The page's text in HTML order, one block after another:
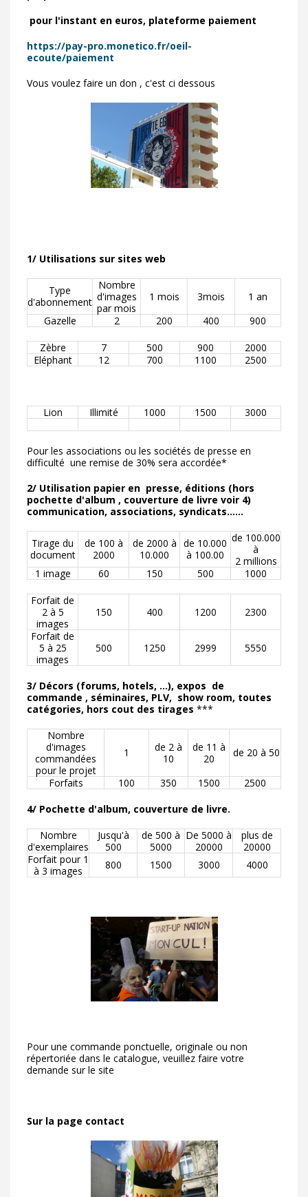
pour l'instant en euros, plateforme paiement
https://pay-pro.monetico.fr/oeil-
ecoute/paiement
Vous voulez faire un don , c'est ci dessous
1/ Utilisations sur sites web
Type
d'abonnement
Nombre
d'images
par mois
1 mois 3mois
1 an
Gazelle
2 200 400 900
Zèbre 7 500 900
2000
Eléphant
12 700 1100 2500
Lion Illimité 1000 1500 3000
Pour les associations ou les sociétés de presse en
difficulté une remise de 30% sera accordée*
2/ Utilisation papier en presse, éditions (hors
pochette d'album , couverture de livre voir 4)
communication, associations, syndicats......
Tirage du
document
de 100 à
2000
de 2000 à
10.000
de 10.000
à 100.00
de 100.000
à
2 millions
1 image
60 150 500 1000
Forfait de
2 à 5
images
150 400 1200
2300
Forfait de
5 à 25
images
500 1250 2999 5550
3/ Décors (forums, hotels, ...), expos de
commande , séminaires, PLV, show room, toutes
catégories, hors cout des tirages ***
Nombre
d'images
commandées
pour le projet
1
de 2 à
10
de 11 à
20
de 20 à 50
Forfaits 100 350 1500
2500
4/ Pochette d'album, couverture de livre.
Nombre
d'exemplaires
Jusqu'à
500
de 500 à
5000
De 5000 à
20000
plus de
20000
Forfait pour 1
à 3 images
800 1500 3000 4000
Pour une commande ponctuelle, originale ou non
répertoriée dans le catalogue, veuillez faire votre
demande sur le site
Sur la page contact